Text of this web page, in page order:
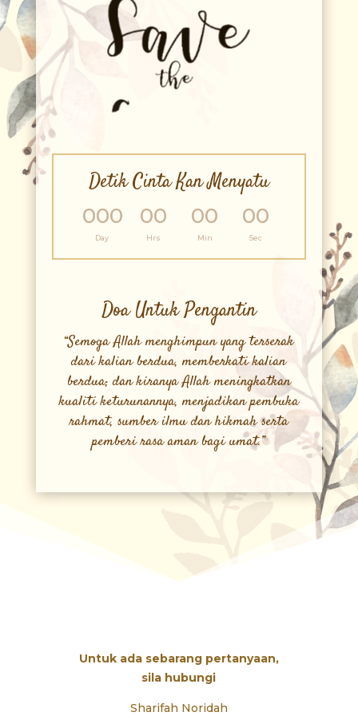
Detik Cinta Kan Menyatu
000
Day
00
Hrs
00
Min
00
Sec
Doa Untuk Pengantin
“Semoga Allah menghimpun yang terserak
dari kalian berdua, memberkati kalian
berdua; dan kiranya Allah meningkatkan
kualiti keturunannya, menjadikan pembuka
rahmat, sumber ilmu dan hikmah serta
pemberi rasa aman bagi umat.”
Untuk ada sebarang pertanyaan,
sila hubungi
Sharifah Noridah